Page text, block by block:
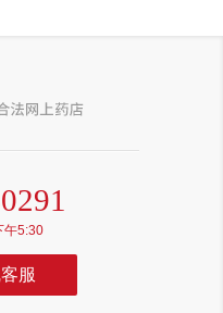
午5:30
服